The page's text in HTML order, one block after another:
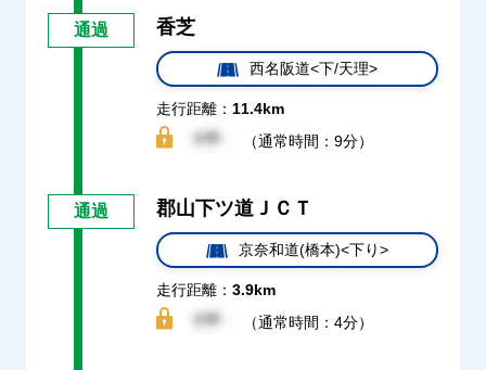
通過 香芝
西名阪道<下/天理>
走行距離： 11.4km
（通常時間：9分）
通過 郡山下ツ道ＪＣＴ
京奈和道(橋本)<下り>
走行距離： 3.9km
（通常時間：4分）